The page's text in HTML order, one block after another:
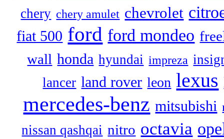
chery chery amulet chevrolet
fiat 500 ford ford mondeo
wall honda hyundai impreza
lancer land rover leon lexus
mercedes-benz mitsubishi
nissan qashqai nitro octavia